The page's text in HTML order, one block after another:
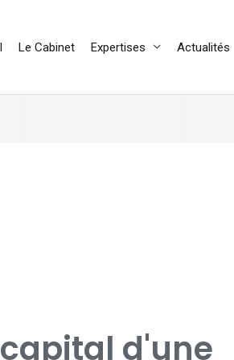
Le Cabinet Expertises Actualités
d'une